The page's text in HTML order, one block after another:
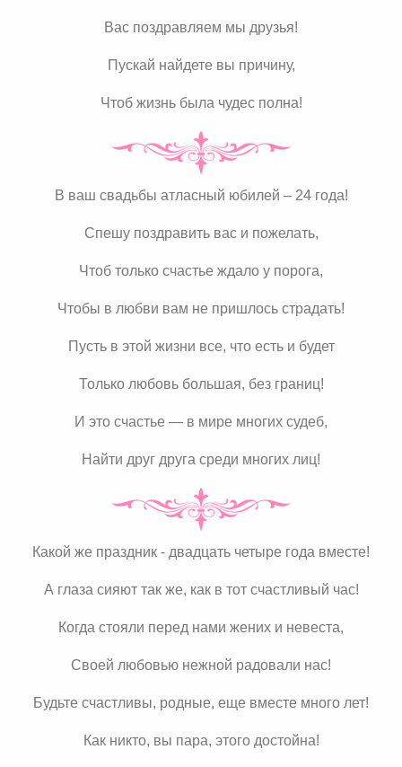
Вас поздравляем мы друзья!
Пускай найдете вы причину,
Чтоб жизнь была чудес полна!
В ваш свадьбы атласный юбилей – 24 года!
Спешу поздравить вас и пожелать,
Чтоб только счастье ждало у порога,
Чтобы в любви вам не пришлось страдать!
Пусть в этой жизни все, что есть и будет
Только любовь большая, без границ!
И это счастье — в мире многих судеб,
Найти друг друга среди многих лиц!
Какой же праздник - двадцать четыре года вместе!
А глаза сияют так же, как в тот счастливый час!
Когда стояли перед нами жених и невеста,
Своей любовью нежной радовали нас!
Будьте счастливы, родные, еще вместе много лет!
Как никто, вы пара, этого достойна!